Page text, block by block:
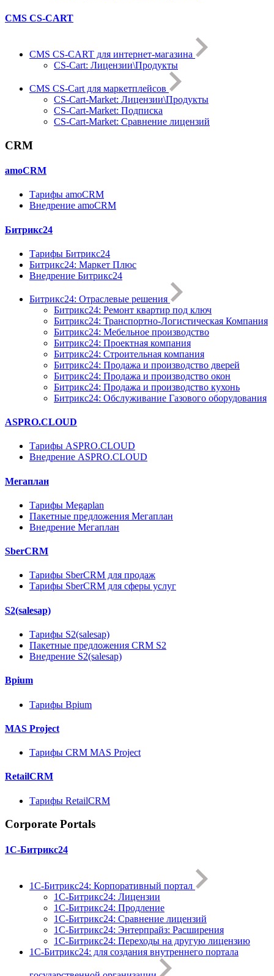
CMS CS-CART
CMS CS-CART для интернет-магазина
CS-Cart: Лицензии\Продукты
CMS CS-Cart для маркетплейсов
CS-Cart-Market: Лицензии\Продукты
CS-Cart-Market: Подписка
CS-Cart-Market: Сравнение лицензий
CRM
amoCRM
Тарифы amoCRM
Внедрение amoCRM
Битрикс24
Тарифы Битрикс24
Битрикс24: Маркет Плюс
Внедрение Битрикс24
Битрикс24: Отраслевые решения
Битрикс24: Ремонт квартир под ключ
Битрикс24: Транспортно-Логистическая Компания
Битрикс24: Мебельное производство
Битрикс24: Проектная компания
Битрикс24: Строительная компания
Битрикс24: Продажа и производство дверей
Битрикс24: Продажа и производство окон
Битрикс24: Продажа и производство кухонь
Битрикс24: Обслуживание Газового оборудования
ASPRO.CLOUD
Тарифы ASPRO.CLOUD
Внедрение ASPRO.CLOUD
Мегаплан
Тарифы Megaplan
Пакетные предложения Мегаплан
Внедрение Мегаплан
SberCRM
Тарифы SberCRM для продаж
Тарифы SberCRM для сферы услуг
S2(salesap)
Тарифы S2(salesap)
Пакетные предложения CRM S2
Внедрение S2(salesap)
Bpium
Тарифы Bpium
MAS Project
Тарифы CRM MAS Project
RetailCRM
Тарифы RetailCRM
Corporate Portals
1С-Битрикс24
1С-Битрикс24: Корпоративный портал
1С-Битрикс24: Лицензии
1С-Битрикс24: Продление
1С-Битрикс24: Сравнение лицензий
1С-Битрикс24: Энтерпрайз: Расширения
1С-Битрикс24: Переходы на другую лицензию
1C-Битрикс24: для создания внутреннего портала